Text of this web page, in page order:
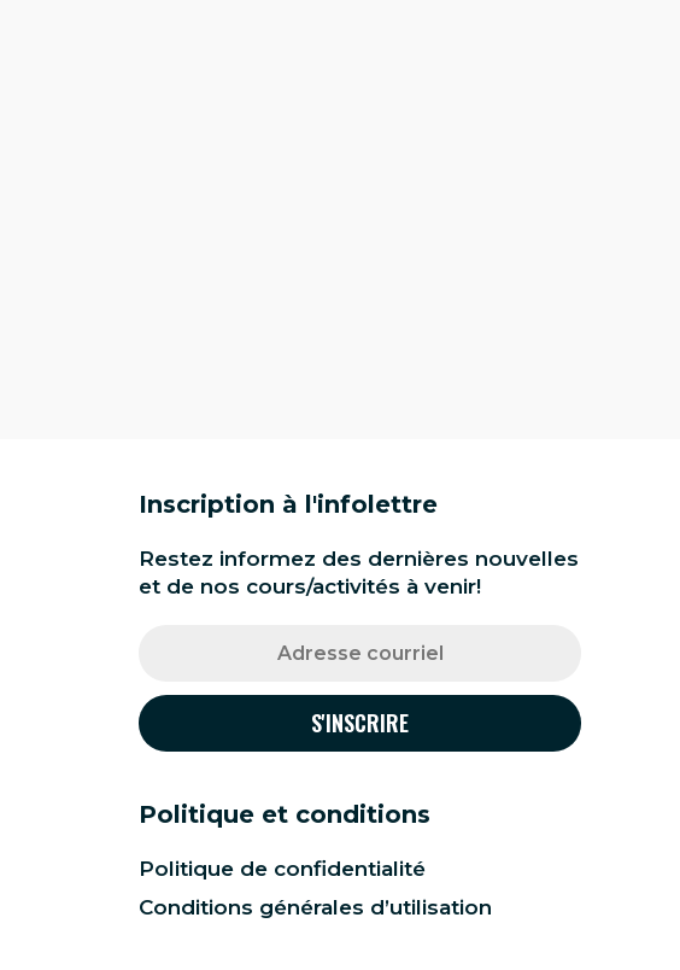
Inscription à l'infolettre
Restez informez des dernières nouvelles
et de nos cours/activités à venir!
Politique et conditions
Politique de confidentialité
Conditions générales d’utilisation